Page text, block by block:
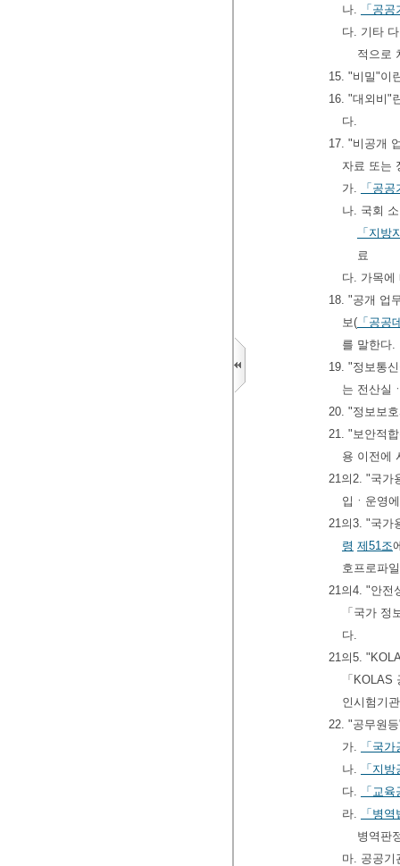
나.
「공
다. 기타
적으로
15. "비밀"이
16. "대외비"
다.
17. "비공개
자료 또는
가.
「공
나. 국회
「지방
료
다. 가목에
18. "공개 업
보( 「공
를 말한다.
19. "정보통
는 전산실
20. "정보보
21. "보안적
용 이전에
21의2. "국가
입ㆍ운영
21의3. "국가
령 제51조
호프로파
21의4. "안전
「국가
다.
21의5.
「
인시험기
22. "공무원
가.
「국
나.
「지
다.
「교
라.
「병
병역판
마. 공공